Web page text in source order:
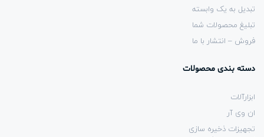
تبدیل به یک وابسته
تبلیغ محصولات شما
فروش – انتشار با ما
دسته بندی محصولات
ابزارآلات
ان وی آر
تجهیزات ذخیره سازی